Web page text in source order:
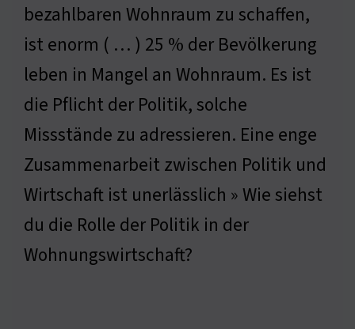
bezahlbaren Wohnraum zu schaffen,
ist enorm ( … ) 25 % der Bevölkerung
leben in Mangel an Wohnraum. Es ist
die Pflicht der Politik, solche
Missstände zu adressieren. Eine enge
Zusammenarbeit zwischen Politik und
Wirtschaft ist unerlässlich » Wie siehst
du die Rolle der Politik in der
Wohnungswirtschaft?